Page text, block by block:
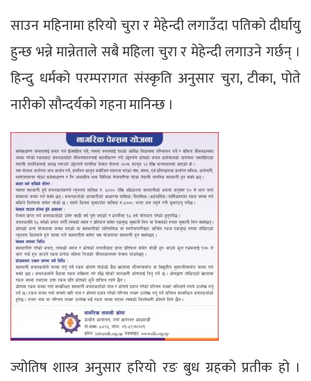
साउन महिनामा हरियो चुरा र मेहेन्दी लगाउँदा पतिको दीर्घायु
हुन्छ भन्ने मान्नेताले सबै महिला चुरा र मेहेन्दी लगाउने गर्छन् ।
हिन्दु धर्मको परम्परागत संस्कृति अनुसार चुरा, टीका, पोते
नारीको सौन्दर्यको गहना मानिन्छ ।
ज्योतिष शास्त्र अनुसार हरियो रङ बुध ग्रहको प्रतीक हो ।